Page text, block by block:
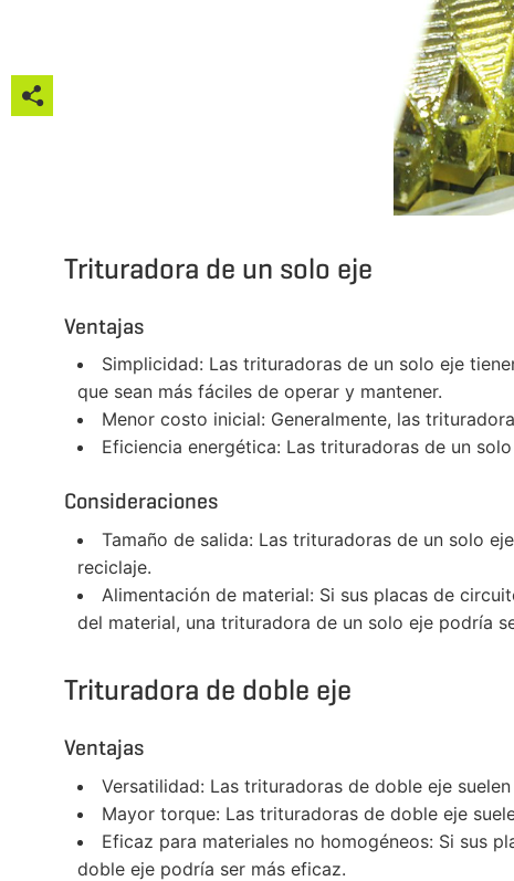
Trituradora de un solo eje
Ventajas
Simplicidad: Las trituradoras de un solo eje
que sean más fáciles de operar y mantener.
Menor costo inicial: Generalmente, las
Eficiencia energética: Las trituradoras de un
Consideraciones
Tamaño de salida: Las trituradoras de un solo
reciclaje.
Alimentación de material: Si sus placas de
del material, una trituradora de un solo eje podría
Trituradora de doble eje
Ventajas
Versatilidad: Las trituradoras de doble eje
Mayor torque: Las trituradoras de doble eje
Eficaz para materiales no homogéneos: Si sus
doble eje podría ser más eficaz.
